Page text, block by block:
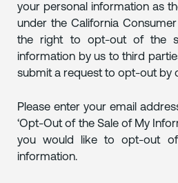
your personal information as
under the California
the right to opt-out of the
information by us to third
submit a request to opt-out by
Please enter your email
‘Opt-Out of the Sale of My
you would like to opt-out
information.